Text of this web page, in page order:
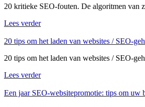
20 kritieke SEO-fouten. De algoritmen van
Lees verder
20 tips om het laden van websites / SEO-
20 tips om het laden van websites / SEO-
Lees verder
Een jaar SEO-websitepromotie: tips om uw